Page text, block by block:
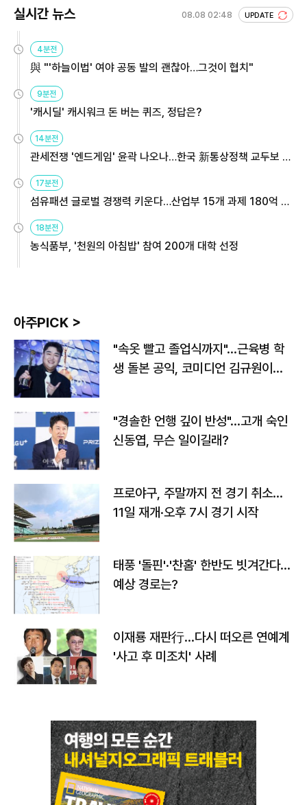
실시간 뉴스 08.08 02:48 UPDATE
4분전
與 "'하늘이법' 여야 공동 발의 괜찮아…그것이 협치"
9분전
'캐시딜' 캐시워크 돈 버는 퀴즈, 정답은?
14분전
관세전쟁 '엔드게임' 윤곽 나오나…한국 新통상정책 교두보 활
용해야
17분전
섬유패션 글로벌 경쟁력 키운다…산업부 15개 과제 180억 지
원
18분전
농식품부, '천원의 아침밥' 참여 200개 대학 선정
아주PICK >
"속옷 빨고 졸업식까지"…근육병 학
생 돌본 공익, 코미디언 김규원이었
"경솔한 언행 깊이 반성"…고개 숙인
신동엽, 무슨 일이길래?
프로야구, 주말까지 전 경기 취소…
11일 재개·오후 7시 경기 시작
태풍 '돌핀'·'찬홈' 한반도 빗겨간다…
예상 경로는?
이재룡 재판行…다시 떠오른 연예계
'사고 후 미조치' 사례